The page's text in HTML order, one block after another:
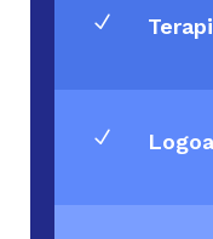
N
N